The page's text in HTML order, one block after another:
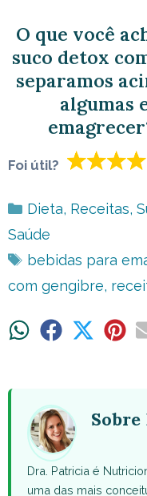
O que você
suco detox
separamos
algumas
Foi útil?
Categorias
Dieta, Receitas,
Saúde
Tags
bebidas para
com gengibre,
ShareShare Share
Dra. Patricia é
uma das mais